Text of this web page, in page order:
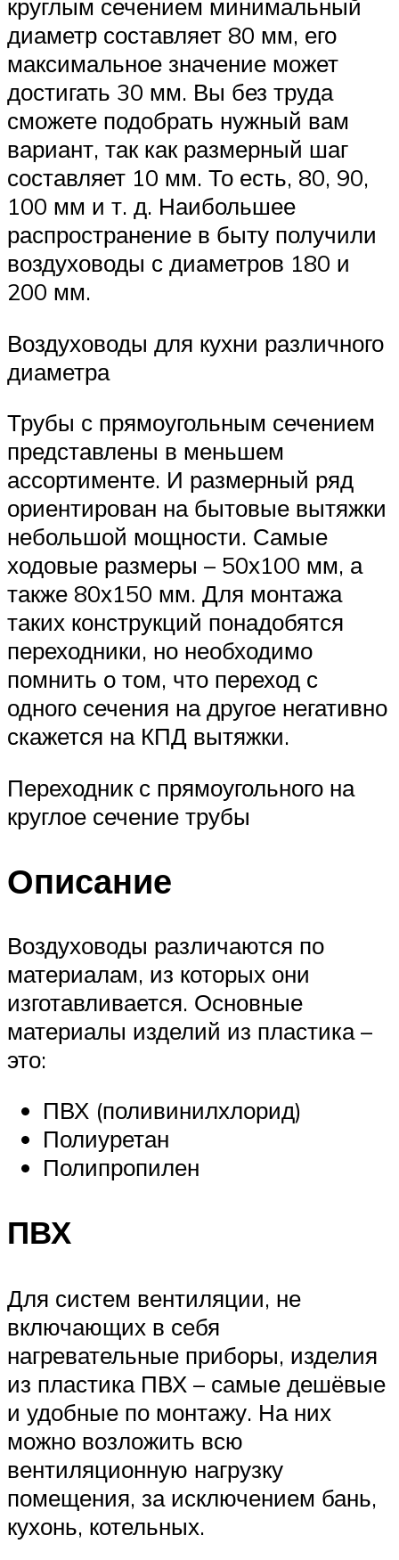
круглым сечением минимальный
диаметр составляет 80 мм, его
максимальное значение может
достигать 30 мм. Вы без труда
сможете подобрать нужный вам
вариант, так как размерный шаг
составляет 10 мм. То есть, 80, 90,
100 мм и т. д. Наибольшее
распространение в быту получили
воздуховоды с диаметров 180 и
200 мм.
Воздуховоды для кухни различного
диаметра
Трубы с прямоугольным сечением
представлены в меньшем
ассортименте. И размерный ряд
ориентирован на бытовые вытяжки
небольшой мощности. Самые
ходовые размеры – 50х100 мм, а
также 80х150 мм. Для монтажа
таких конструкций понадобятся
переходники, но необходимо
помнить о том, что переход с
одного сечения на другое негативно
скажется на КПД вытяжки.
Переходник с прямоугольного на
круглое сечение трубы
Описание
Воздуховоды различаются по
материалам, из которых они
изготавливается. Основные
материалы изделий из пластика –
это:
ПВХ (поливинилхлорид)
Полиуретан
Полипропилен
ПВХ
Для систем вентиляции, не
включающих в себя
нагревательные приборы, изделия
из пластика ПВХ – самые дешёвые
и удобные по монтажу. На них
можно возложить всю
вентиляционную нагрузку
помещения, за исключением бань,
кухонь, котельных.